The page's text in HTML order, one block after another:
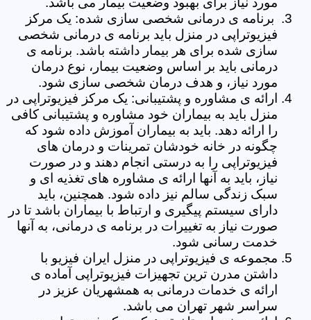
برنامه ی درمانی شخصی سازی شده: یک مرکز
فیزیوتراپی در منزل باید برنامه ی درمانی شخصی
سازی شده برای هر بیمار داشته باشد. برنامه ی
درمانی باید بر اساس وضعیت بیمار، نوع درمان
مورد نیاز، و هدف درمان شخصی سازی شود.
ارائه ی مشاوره و پشتیبانی: یک مرکز فیزیوتراپی در
منزل باید به بیماران خود مشاوره و پشتیبانی کافی
را ارائه دهد. باید به بیماران آموزش داده شود که
چگونه در خانه خودشان تمرینات و درمان های
فیزیوتراپی را به درستی انجام دهند و در صورت
نیاز، باید به آنها ارائه ی مشاوره های تغذیه ای و
سبک زندگی سالم نیز داده شود. همچنین، باید
دارای سیستم پیگیری و ارتباط با بیماران باشد تا در
صورت نیاز به تغییرات در برنامه ی درمانی، به آنها
خدمت رسانی شود.
مجموعه ی فیزیوتراپی در منزل ایران فیزیو با
داشتن مدرن ترین تجهیزات فیزیوتراپی آماده ی
ارائه ی خدمات درمانی به همشهریان عزیز در
سراسر شهر تهران می باشد.